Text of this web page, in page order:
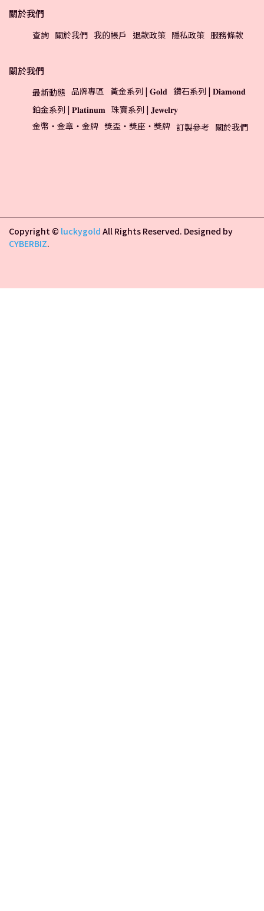
關於我們
查詢 關於我們 我的帳戶 退款政策 隱私政策 服務條款
關於我們
最新動態 品牌專區 黃金系列 | 𝐆𝐨𝐥𝐝 鑽石系列 | 𝐃𝐢𝐚𝐦𝐨𝐧𝐝
鉑金系列 | 𝐏𝐥𝐚𝐭𝐢𝐧𝐮𝐦 珠寶系列 | 𝐉𝐞𝐰𝐞𝐥𝐫𝐲
金幣・金章・金牌 獎盃・獎座・獎牌 訂製參考 關於我們
Copyright © luckygold All Rights Reserved. Designed by
CYBERBIZ.